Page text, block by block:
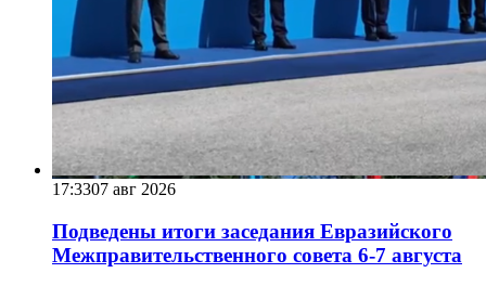
17:3307 авг 2026
Подведены итоги заседания Евразийского
Межправительственного совета 6-7 августа